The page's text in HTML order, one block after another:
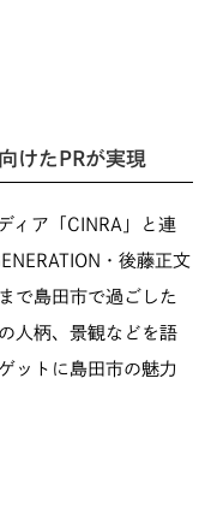
けたPRが実現
ィア「CINRA」と連
・後藤正文
で島田市で過ごした
人柄、景観などを語
ットに島田市の魅力